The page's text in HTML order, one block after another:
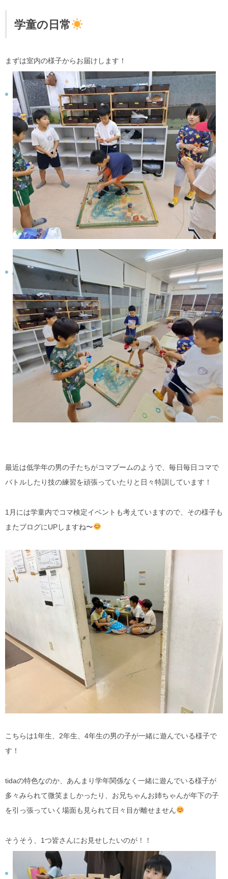
学童の日常
まずは室内の様子からお届けします！
最近は低学年の男の子たちがコマブームのようで、毎日毎日コマで
バトルしたり技の練習を頑張っていたりと日々特訓しています！
1月には学童内でコマ検定イベントも考えていますので、その様子も
またブログにUPしますね〜
こちらは1年生、2年生、4年生の男の子が一緒に遊んでいる様子で
す！
tidaの特色なのか、あんまり学年関係なく一緒に遊んでいる様子が
多々みられて微笑ましかったり、お兄ちゃんお姉ちゃんが年下の子
を引っ張っていく場面も見られて日々目が離せません
そうそう、1つ皆さんにお見せしたいのが！！